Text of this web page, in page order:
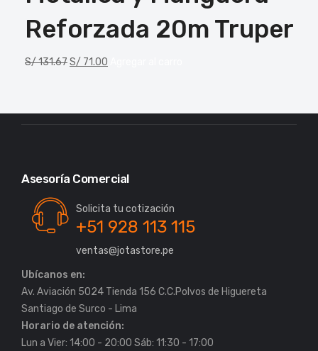
Reforzada 20m Truper
S/131.67S/ 71.00
Asesoría Comercial
Solicita tu cotización
+51 928 113 115
ventas@jotastore.pe
Ubícanos en:
Av. Aviación 5024 Tienda 156 C.C.Polvos de Higuereta
Horario de atención:
Lun a Vier: 14:00 - 20:00 Sáb: 11:30 - 17:00